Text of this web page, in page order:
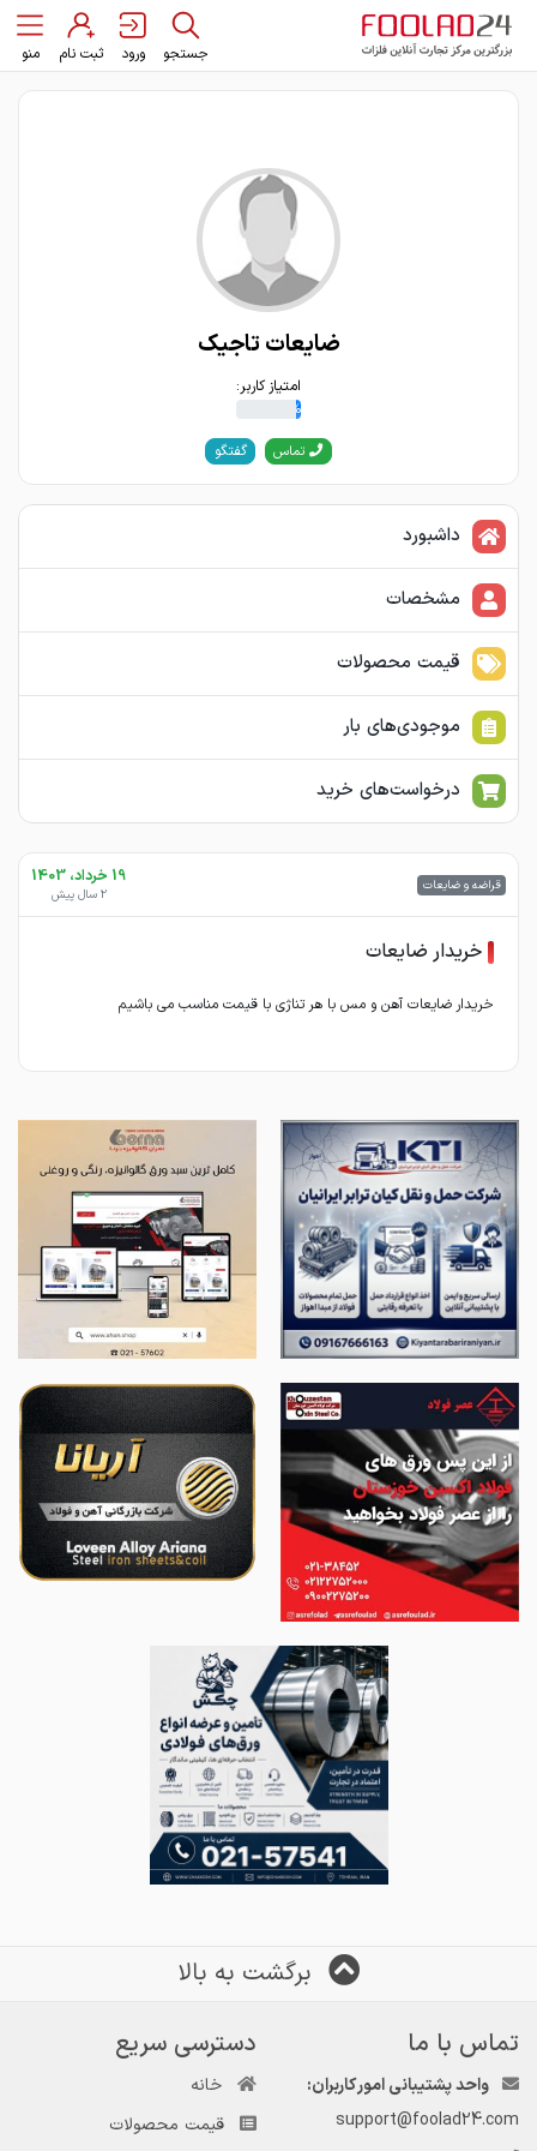
جستجو ورود ثبت نام منو
ضایعات تاجیک
امتیاز کاربر:
8%
تماس گفتگو
داشبورد
مشخصات
قیمت محصولات
موجودی‌های بار
درخواست‌های خرید
قراضه و ضایعات 19 خرداد، 1403
2 سال پیش
خریدار ضایعات
خریدار ضایعات آهن و مس با هر تناژی با قیمت مناسب می باشیم
برگشت به بالا
تماس با ما
واحد پشتیبانی امور کاربران:
support@foolad24.com
دسترسی سریع
خانه
قیمت محصولات